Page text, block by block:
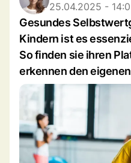
25.04.2025 -
Gesundes
Kindern ist es
So finden sie ihren
erkennen den